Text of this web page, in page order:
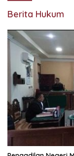
Pengadilan Negeri
Dugaan Oli
Penipuan Dari
Alat Berat Keruk
Rusak Lingkungan,
Kalbar Desak APH
Jaringan PETI